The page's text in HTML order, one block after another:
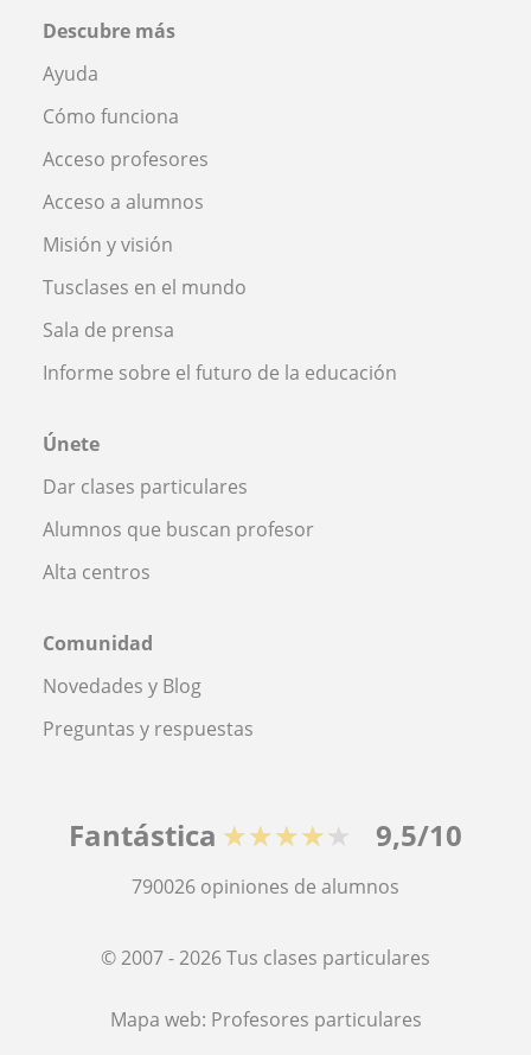
Descubre más
Ayuda
Cómo funciona
Acceso profesores
Acceso a alumnos
Misión y visión
Tusclases en el mundo
Sala de prensa
Informe sobre el futuro de la educación
Únete
Dar clases particulares
Alumnos que buscan profesor
Alta centros
Comunidad
Novedades y Blog
Preguntas y respuestas
Fantástica ★★★★★ 9,5/10
790026 opiniones de alumnos
© 2007 - 2026 Tus clases particulares
Mapa web: Profesores particulares